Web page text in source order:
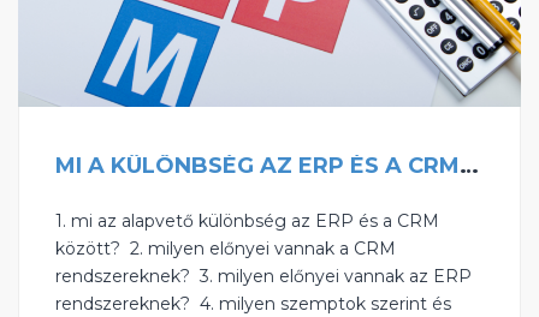
MI A KÜLÖNBSÉG AZ ERP ÉS A CRM KÖZÖTT?
1. mi az alapvető különbség az ERP és a CRM
között? ‍ ‍2. milyen előnyei vannak a CRM
rendszereknek? ‍ 3. milyen előnyei vannak az ERP
rendszereknek? ‍ 4. milyen szemptok szerint és